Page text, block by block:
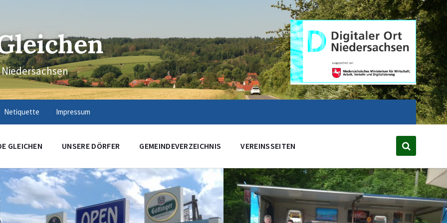
Netiquette Impressum
GLEICHEN UNSERE DÖRFER GEMEINDEVERZEICHNIS VEREINSSEITEN